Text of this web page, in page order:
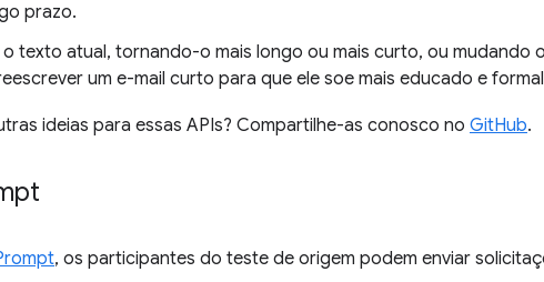
prazo.
o texto atual, tornando-o mais longo ou mais curto, ou mudando
um e-mail curto para que ele soe mais educado e
ideias para essas APIs? Compartilhe-as conosco no GitHub.
, os participantes do teste de origem podem enviar